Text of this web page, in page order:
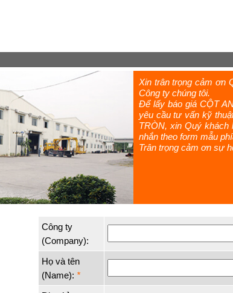
Xin trân trọng cảm ơn
Công ty chúng tôi.
Để lấy báo giá CỘT
yêu cầu tư vấn kỹ
TRÒN, xin Quý khách
nhắn theo form mẫu
Trân trọng cảm ơn sự
Công ty
(Company):
Họ và tên
(Name): *